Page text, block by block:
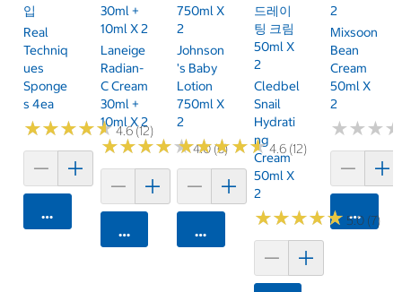
입
Real
Techniq
Ues
Sponge
S 4ea
★★★★★
★★★★★4.6 (12)
카트에 담기
30ml +
10ml X 2
Laneige
Radian-
C Cream
30ml +
10ml X 2
★★★★★
★★★★★4.0 (6)
카트에 담기
750ml X
2
Johnson
's Baby
Lotion
750ml X
2
★★★★★
★★★★★4.6 (12)
카트에 담기
드레이
팅 크림
50ml X
2
Cledbel
Snail
Hydrati
Ng
Cream
50ml X
2
★★★★★
★★★★★ 5.0 (7)
2
Mixsoon
Bean
Cream
50ml X
2
★★★
★★★
카트에